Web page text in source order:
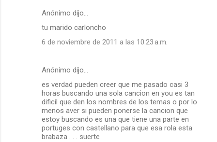
Anónimo dijo…
tu marido carloncho
6 de noviembre de 2011 a las 10:23 a.m.
Anónimo dijo…
es verdad pueden creer que me pasado casi 3
horas buscando una sola cancion en you es tan
dificil que den los nombres de los temas o por lo
menos aver si pueden ponerse la cancion que
estoy buscando es una que tiene una parte en
portuges con castellano para que esa rola esta
brabaza . . . suerte